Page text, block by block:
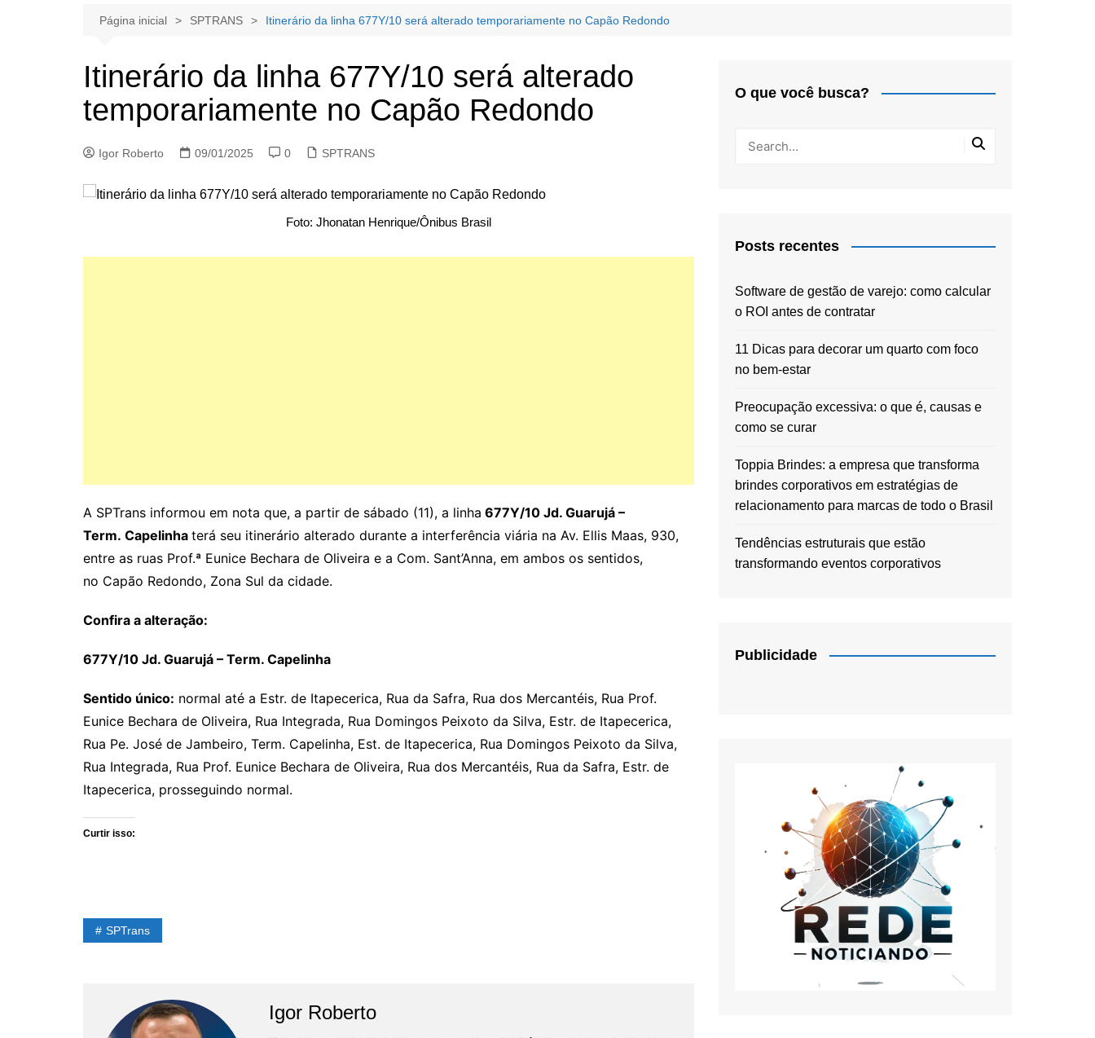
Página inicial SPTRANS Itinerário da linha 677Y/10 será alterado temporariamente no Capão Redondo
Itinerário da linha 677Y/10 será alterado
temporariamente no Capão Redondo
Igor Roberto 09/01/2025 0 SPTRANS
Foto: Jhonatan Henrique/Ônibus Brasil
A SPTrans informou em nota que, a partir de sábado (11), a linha 677Y/10 Jd. Guarujá –
Term. Capelinha terá seu itinerário alterado durante a interferência viária na Av. Ellis Maas, 930,
entre as ruas Prof.ª Eunice Bechara de Oliveira e a Com. Sant’Anna, em ambos os sentidos,
no Capão Redondo, Zona Sul da cidade.
Confira a alteração:
677Y/10 Jd. Guarujá – Term. Capelinha
Sentido único: normal até a Estr. de Itapecerica, Rua da Safra, Rua dos Mercantéis, Rua Prof.
Eunice Bechara de Oliveira, Rua Integrada, Rua Domingos Peixoto da Silva, Estr. de Itapecerica,
Rua Pe. José de Jambeiro, Term. Capelinha, Est. de Itapecerica, Rua Domingos Peixoto da Silva,
Rua Integrada, Rua Prof. Eunice Bechara de Oliveira, Rua dos Mercantéis, Rua da Safra, Estr. de
Itapecerica, prosseguindo normal.
Curtir isso:
SPTrans
Igor Roberto
O que você busca?
Posts recentes
Software de gestão de varejo: como calcular
o ROI antes de contratar
11 Dicas para decorar um quarto com foco
no bem-estar
Preocupação excessiva: o que é, causas e
como se curar
Toppia Brindes: a empresa que transforma
brindes corporativos em estratégias de
relacionamento para marcas de todo o Brasil
Tendências estruturais que estão
transformando eventos corporativos
Publicidade